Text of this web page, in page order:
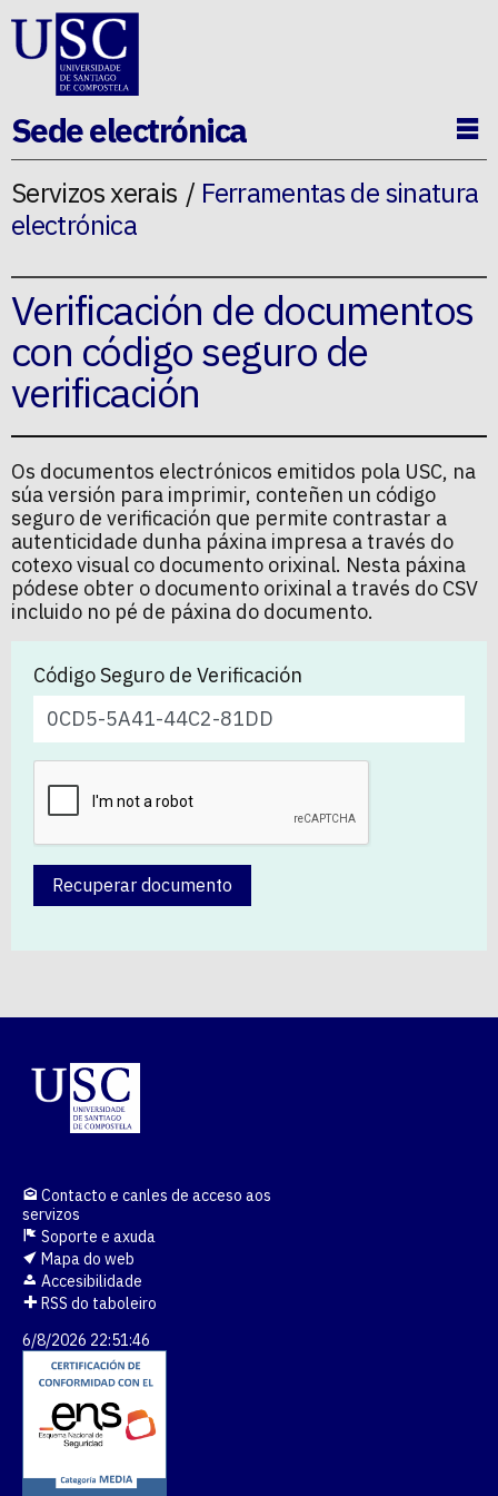
Ir ao contido da p�xina
Sede electrónica
Servizos xerais
Ferramentas de sinatura
electrónica
Verificación de documentos
con código seguro de
verificación
Os documentos electrónicos emitidos pola USC, na
súa versión para imprimir, conteñen un código
seguro de verificación que permite contrastar a
autenticidade dunha páxina impresa a través do
cotexo visual co documento orixinal. Nesta páxina
pódese obter o documento orixinal a través do CSV
incluido no pé de páxina do documento.
Código Seguro de Verificación
Recuperar documento
Contacto e canles de acceso aos
servizos
Soporte e axuda
Mapa do web
Accesibilidade
RSS do taboleiro
6/8/2026 22:51:46